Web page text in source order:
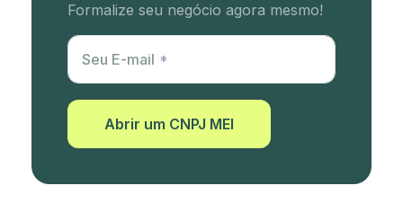
Formalize seu negócio agora mesmo!
Utm Content
Seu E-mail
Abrir um CNPJ MEI